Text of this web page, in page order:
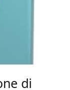
di